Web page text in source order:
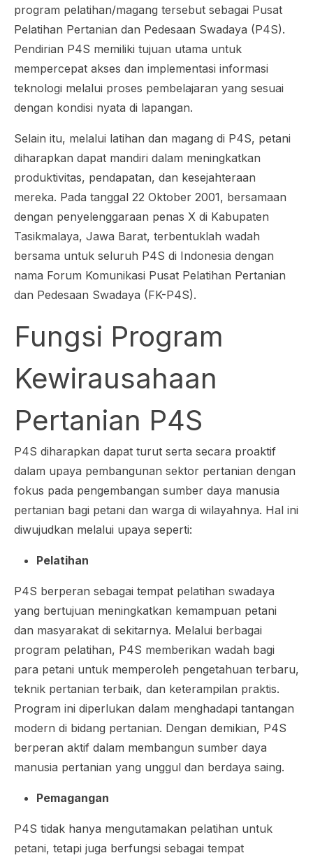
program pelatihan/magang tersebut sebagai Pusat
Pelatihan Pertanian dan Pedesaan Swadaya (P4S).
Pendirian P4S memiliki tujuan utama untuk
mempercepat akses dan implementasi informasi
teknologi melalui proses pembelajaran yang sesuai
dengan kondisi nyata di lapangan.
Selain itu, melalui latihan dan magang di P4S, petani
diharapkan dapat mandiri dalam meningkatkan
produktivitas, pendapatan, dan kesejahteraan
mereka. Pada tanggal 22 Oktober 2001, bersamaan
dengan penyelenggaraan penas X di Kabupaten
Tasikmalaya, Jawa Barat, terbentuklah wadah
bersama untuk seluruh P4S di Indonesia dengan
nama Forum Komunikasi Pusat Pelatihan Pertanian
dan Pedesaan Swadaya (FK-P4S).
Fungsi Program
Kewirausahaan
Pertanian P4S
P4S diharapkan dapat turut serta secara proaktif
dalam upaya pembangunan sektor pertanian dengan
fokus pada pengembangan sumber daya manusia
pertanian bagi petani dan warga di wilayahnya. Hal ini
diwujudkan melalui upaya seperti:
Pelatihan
P4S berperan sebagai tempat pelatihan swadaya
yang bertujuan meningkatkan kemampuan petani
dan masyarakat di sekitarnya. Melalui berbagai
program pelatihan, P4S memberikan wadah bagi
para petani untuk memperoleh pengetahuan terbaru,
teknik pertanian terbaik, dan keterampilan praktis.
Program ini diperlukan dalam menghadapi tantangan
modern di bidang pertanian. Dengan demikian, P4S
berperan aktif dalam membangun sumber daya
manusia pertanian yang unggul dan berdaya saing.
Pemagangan
P4S tidak hanya mengutamakan pelatihan untuk
petani, tetapi juga berfungsi sebagai tempat